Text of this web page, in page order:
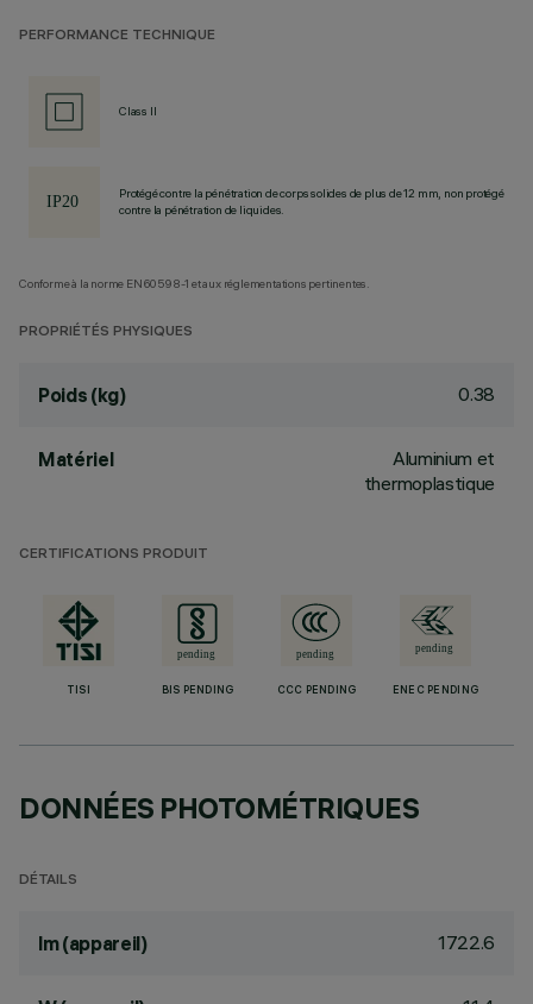
PERFORMANCE TECHNIQUE
Class II
Protégé contre la pénétration de corps solides de plus de 12 mm, non protégé
contre la pénétration de liquides.
Conforme à la norme EN60598-1 et aux réglementations pertinentes.
PROPRIÉTÉS PHYSIQUES
Poids (kg) 0.38
Matériel
Aluminium et
thermoplastique
CERTIFICATIONS PRODUIT
TISI BIS PENDING CCC PENDING ENEC PENDING
DONNÉES PHOTOMÉTRIQUES
DÉTAILS
lm (appareil) 1722.6